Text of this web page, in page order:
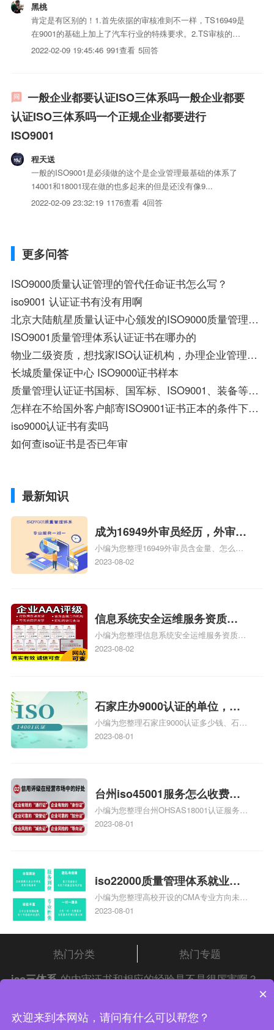
黑桃
肯定是有区别的！1.首先依据的审核准则不一样，TS16949是
在9001的基础上加上了汽车行业的特殊要求。2.TS审核的条
款要多!3.TS一般分为体系审核，过程审核，iso三体系认证审
2022-02-09 19:45:46 991查看 5回答
一般企业都要认证ISO三体系吗一般企业都要
认证ISO三体系吗一个正规企业都要进行
ISO9001
程天送
一般的ISO9001是必须做的这个是企业管理最基础的体系了
14001和18001现在做的也多起来的但是还没有像9...
2022-02-09 23:32:19 1176查看 4回答
更多问答
ISO9000质量认证管理的管代任命证书怎么写？
iso9001 认证证书有没有用啊
北京大陆航星质量认证中心颁发的ISO9000质量管理体系认证证书含金量怎么样？
ISO9001质量管理体系认证证书在哪办的
物业二级资质，想找家ISO认证机构，办理企业管理体系认证，办理什么样的？证书必须是国家认可的，带有CQC标
长城质量保证中心 ISO9000证书样本
质量管理认证证书国标、国军标、ISO9001、装备等，哪个标准更高？
怎样在不给国外客户邮寄ISO9001证书正本的条件下，使俄罗斯客户能够办理OFFICIAL COPY呢？
iso9000认证书有卖吗
如何查iso证书是否已年审
最新知识
成为16949外审员经历，外审员
16949
小编为您整理16949外审员含金量、怎么才
能成为注册的TS16949:2009的外审员、我
2023-08-02
信息系统安全运维服务资质二
级费用，信息系统安全运维服
务资质二级
小编为您整理信息系统安全运维服务资质认
证证书机构有哪些、安全运维服务资质的费
体系认证知识，详情可查看下方正文！
2023-08-02
石家庄办9000认证的单位，石
家庄9000认证的公司
小编为您整理石家庄9000认证多少钱、石家
庄9000认证价格多少钱、石家庄9000认证
2023-08-01
台州iso45001服务怎么收费，
台州iso45001认证服务怎么收
费
小编为您整理台州OHSAS18001认证服务中
心哪家收费便宜、台州ISO9000认证，哪个
标准是什么相关iso体系认证知识，详情可
查看下方正文！
2023-08-01
iso22000质量管理体系就业方
向，质量管理与认证就业方向
小编为您整理高校开设的CMA专业方向未来
就业前景及就业方向如何、cma就业方向有
和cma未来就业方向、大学生考完cma，就
哪些就业方向相关iso体系认证知识，详情
可查看下方正文！
2023-08-01
热门分类
热门专题
iso三体系 的内审证书和相应的经验是不是很厉害啊？
中证集团体系认证 版权所有 Copyright © 2022
×
欢迎来到本网站，请问有什么可以帮您？